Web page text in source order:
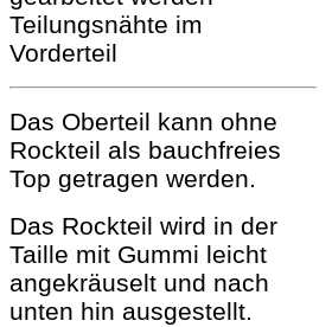
Teilungsnähte im
Vorderteil
Das Oberteil kann ohne
Rockteil als bauchfreies
Top getragen werden.
Das Rockteil wird in der
Taille mit Gummi leicht
angekräuselt und nach
unten hin ausgestellt.